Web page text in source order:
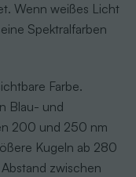
Wenn weißes Licht
Spektralfarben
Farbe.
Blau- und
200 und 250 nm
Kugeln ab 280
zwischen